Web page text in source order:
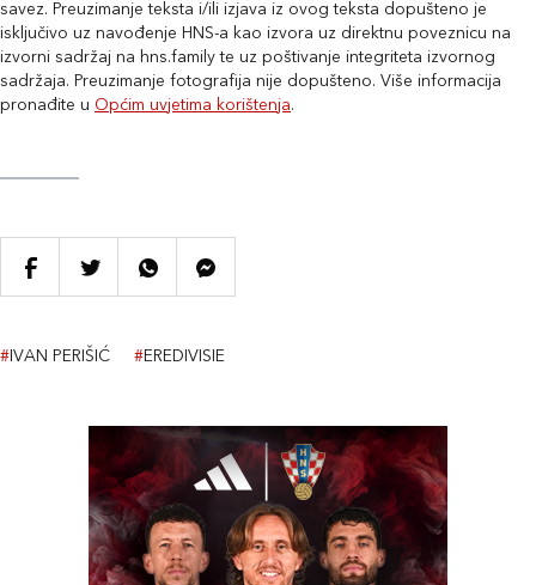
savez. Preuzimanje teksta i/ili izjava iz ovog teksta dopušteno je
isključivo uz navođenje HNS-a kao izvora uz direktnu poveznicu na
izvorni sadržaj na hns.family te uz poštivanje integriteta izvornog
sadržaja. Preuzimanje fotografija nije dopušteno. Više informacija
pronađite u Općim uvjetima korištenja.
# IVAN PERIŠIĆ #EREDIVISIE